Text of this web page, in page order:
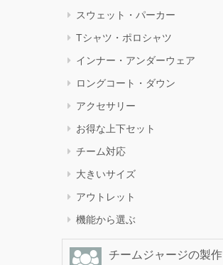
スウェット・パーカー
Tシャツ・ポロシャツ
インナー・アンダーウェア
ロングコート・ダウン
アクセサリー
お得な上下セット
チーム対応
大きいサイズ
アウトレット
機能から選ぶ
チームジャージの製作